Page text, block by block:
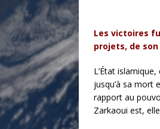
Les victoires
projets, de
L’État
jusqu’à sa mort
rapport au
Zarkaoui est,